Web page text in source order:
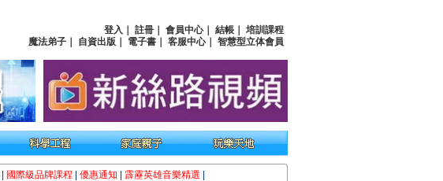
登入 註冊 會員中心｜ 結帳
培訓課程
魔法弟子
自資出版 電子書 客服中心｜ 智慧型立体會員
國際級品牌課程 優惠通知 霹靂英雄音樂精選